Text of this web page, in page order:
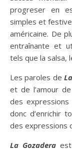
progreser en
simples et
américaine. De
entraînante et
tels que la salsa,
Les paroles de
et de l’amour
des
donc d’enrichir
des expressions
La Gozadera